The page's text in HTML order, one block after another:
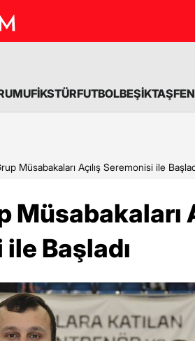
FİKSTÜRFUTBOLBEŞİKTAŞ
Müsabakaları Açılış Seremonisi ile
Müsabakaları
Başladı